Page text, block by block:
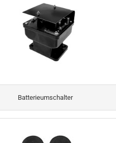
Batterieumschalter